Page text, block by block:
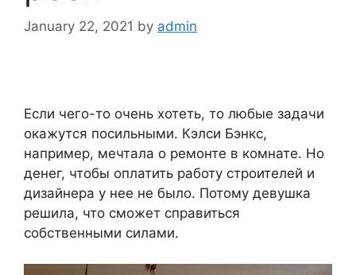
January 22, 2021 by admin
Если чего-то очень хотеть, то любые задачи
окажутся посильными. Кэлси Бэнкс,
например, мечтала о ремонте в комнате. Но
денег, чтобы оплатить работу строителей и
дизайнера у нее не было. Потому девушка
решила, что сможет справиться
собственными силами.